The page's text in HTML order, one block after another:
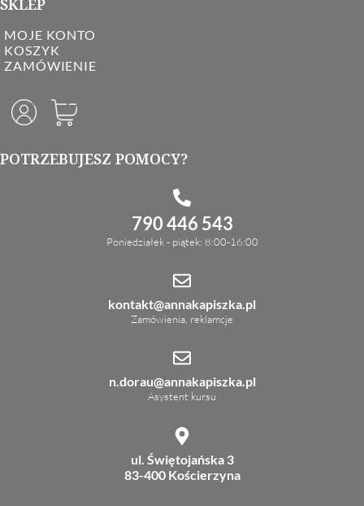
SKLEP
MOJE KONTO
KOSZYK
ZAMÓWIENIE
POTRZEBUJESZ POMOCY?
790 446 543
Poniedziałek - piątek: 8:00-16:00
kontakt@annakapiszka.pl
Zamówienia, reklamcje
n.dorau@annakapiszka.pl
Asystent kursu
ul. Świętojańska 3
83-400 Kościerzyna